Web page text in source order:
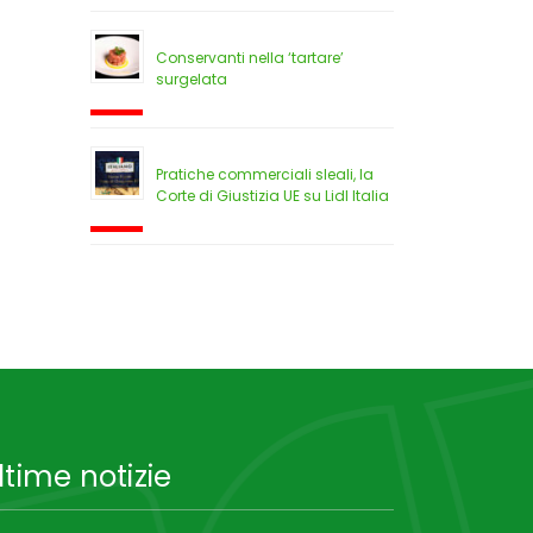
Conservanti nella ‘tartare’
surgelata
Pratiche commerciali sleali, la
Corte di Giustizia UE su Lidl Italia
notizie